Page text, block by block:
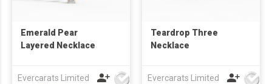
Emerald Pear
Layered Necklace
Evercarats Limited
Teardrop Three
Necklace
Evercarats Limited